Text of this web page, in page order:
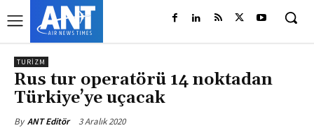
TURIZM
Rus tur operatörü 14 noktadan
Türkiye’ye uçacak
By ANT Editör 3 Aralık 2020